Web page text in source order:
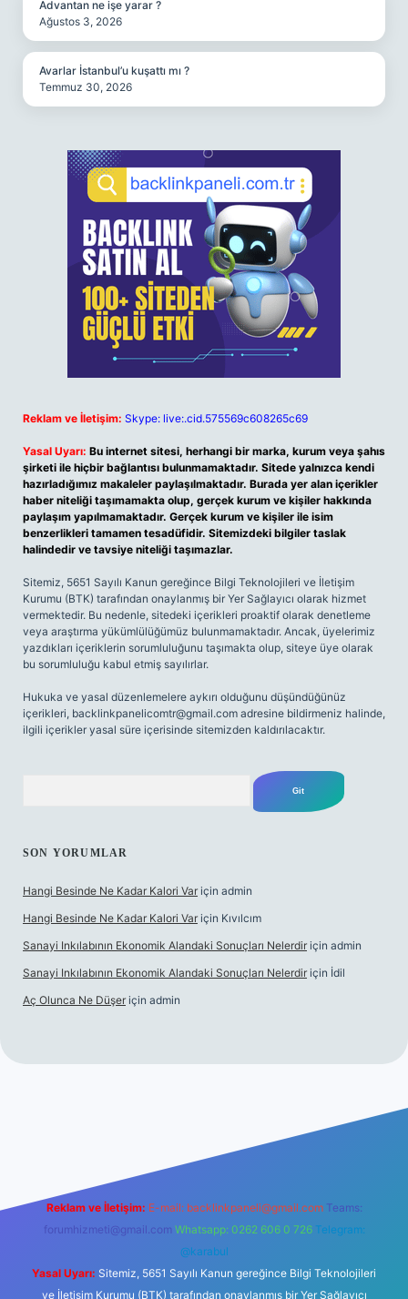
Advantan ne işe yarar ?
Ağustos 3, 2026
Avarlar İstanbul’u kuşattı mı ?
Temmuz 30, 2026
Reklam ve İletişim: Skype: live:.cid.575569c608265c69
Yasal Uyarı: Bu internet sitesi, herhangi bir marka, kurum veya şahıs
şirketi ile hiçbir bağlantısı bulunmamaktadır. Sitede yalnızca kendi
hazırladığımız makaleler paylaşılmaktadır. Burada yer alan içerikler
haber niteliği taşımamakta olup, gerçek kurum ve kişiler hakkında
paylaşım yapılmamaktadır. Gerçek kurum ve kişiler ile isim
benzerlikleri tamamen tesadüfidir. Sitemizdeki bilgiler taslak
halindedir ve tavsiye niteliği taşımazlar.
Sitemiz, 5651 Sayılı Kanun gereğince Bilgi Teknolojileri ve İletişim
Kurumu (BTK) tarafından onaylanmış bir Yer Sağlayıcı olarak hizmet
vermektedir. Bu nedenle, sitedeki içerikleri proaktif olarak denetleme
veya araştırma yükümlülüğümüz bulunmamaktadır. Ancak, üyelerimiz
yazdıkları içeriklerin sorumluluğunu taşımakta olup, siteye üye olarak
bu sorumluluğu kabul etmiş sayılırlar.
Hukuka ve yasal düzenlemelere aykırı olduğunu düşündüğünüz
içerikleri, backlinkpanelicomtr@gmail.com adresine bildirmeniz halinde,
ilgili içerikler yasal süre içerisinde sitemizden kaldırılacaktır.
SON YORUMLAR
Hangi Besinde Ne Kadar Kalori Var için admin
Hangi Besinde Ne Kadar Kalori Var için Kıvılcım
Sanayi Inkılabının Ekonomik Alandaki Sonuçları Nelerdir için admin
Sanayi Inkılabının Ekonomik Alandaki Sonuçları Nelerdir için İdil
Aç Olunca Ne Düşer için admin
Reklam ve İletişim: E-mail: backlinkpaneli@gmail.com Teams:
forumhizmeti@gmail.com Whatsapp: 0262 606 0 726 Telegram:
@karabul
Yasal Uyarı: Sitemiz, 5651 Sayılı Kanun gereğince Bilgi Teknolojileri
ve İletişim Kurumu (BTK) tarafından onaylanmış bir Yer Sağlayıcı